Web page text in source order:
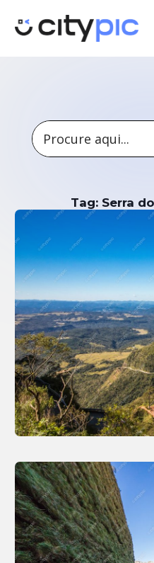
Tag: Serra